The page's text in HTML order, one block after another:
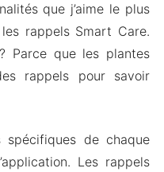
que j’aime le plus
rappels Smart Care.
Parce que les plantes
rappels pour savoir
de chaque
Les rappels